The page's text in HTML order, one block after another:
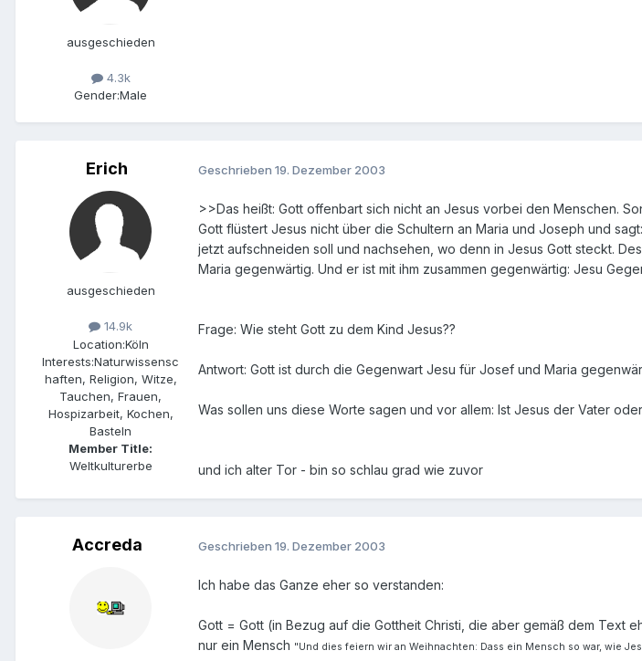
ausgeschieden
4.3k
Gender:Male
Erich
ausgeschieden
14.9k
Location:Köln
Interests:Naturwissensc
haften, Religion, Witze,
Tauchen, Frauen,
Hospizarbeit, Kochen,
Basteln
Member Title:
Weltkulturerbe
Geschrieben 19. Dezember 2003
>>Das heißt: Gott offenbart sich nicht an Jesus vorbei den Menschen.
Gott flüstert Jesus nicht über die Schultern an Maria und Joseph und
jetzt aufschneiden soll und nachsehen, wo denn in Jesus Gott steckt.
Maria gegenwärtig. Und er ist mit ihm zusammen gegenwärtig: Jesu
Frage: Wie steht Gott zu dem Kind Jesus??
Antwort: Gott ist durch die Gegenwart Jesu für Josef und Maria
Was sollen uns diese Worte sagen und vor allem: Ist Jesus der Vater
und ich alter Tor - bin so schlau grad wie zuvor
Accreda Geschrieben 19. Dezember 2003
Ich habe das Ganze eher so verstanden:
Gott = Gott (in Bezug auf die Gottheit Christi, die aber gemäß dem
nur ein Mensch "Und dies feiern wir an Weihnachten: Dass ein Mensch so war, wie